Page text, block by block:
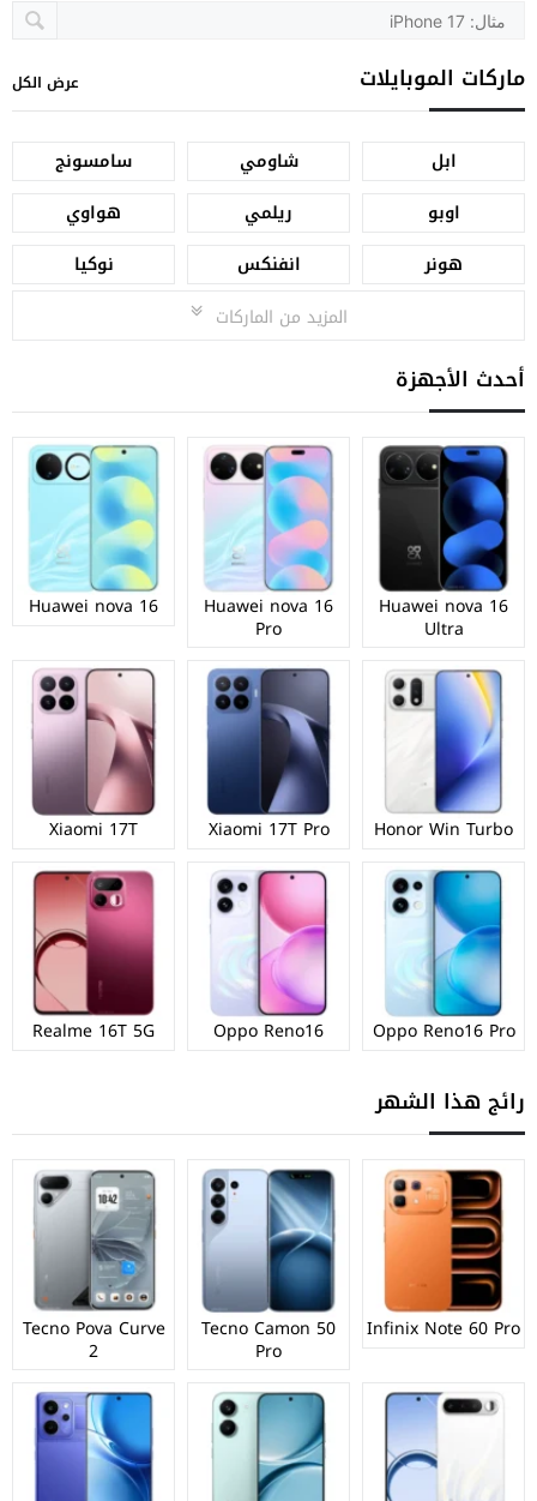
ماركات الموبايلات عرض الكل
ابل شاومي
سامسونج
اوبو
ريلمي
هواوي
هونر
انفنكس
نوكيا
المزيد من الماركات
أحدث الأجهزة
Huawei nova 16
Ultra
Huawei nova 16
Pro
Huawei nova 16
Honor Win Turbo
Xiaomi 17T Pro
Xiaomi 17T
Oppo Reno16 Pro
Oppo Reno16
Realme 16T 5G
رائج هذا الشهر
Infinix Note 60 Pro
Tecno Camon 50
Pro
Tecno Pova Curve
2